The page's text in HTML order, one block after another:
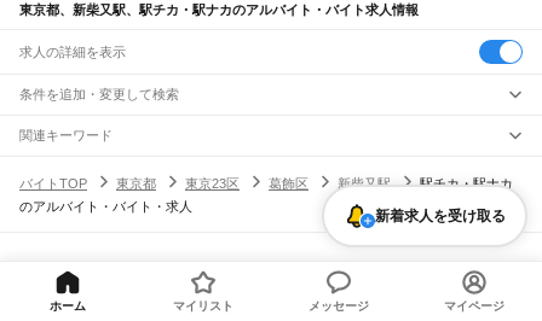
東京都、新柴又駅、駅チカ・駅ナカのアルバイト・バイト求人情報
求人の詳細を表示
条件を追加・変更して検索
市区町村を追加・変更
東京都すべて
東京23区 すべて
墨田区 江東区品川区 目黒区 大田区
板橋区練馬区足立区葛飾区
江戸川区
八王子市 武蔵野市三鷹市 府中市 昭島市 調布市
小金井市
駅を追加・変更
JR山手線
大崎駅五反田駅 恵比寿駅 代々木駅
高田馬場駅
池袋駅 大塚駅 巣鴨駅 田端駅 西日暮里駅 日暮里駅 鶯谷駅
職種を追加・変更
飲食・フードサービス
すべて
ホールスタッフ
キッチンスタッフ 皿洗い・洗い場精肉・鮮魚加工
給食調理
パン屋（ベーカリー）
フードカウンター販売員バー（BAR）・バーテンダー
日払いOK
学生歓迎深夜の仕事 髪型・髪色自由 ネイルOK
雇用形態を追加・変更
関連キーワード
バイトTOP
東京都 東京23区 葛飾区 新柴又駅
駅チカ・駅ナカ
のアルバイト・バイト・求人
新着求人を受け取る
ヘルプ・お問い合わせ サイトマップ
利用規約・プライバシーポリシー
[企業]求人広告の掲載相談
ホーム マイリスト メッセージ マイページ